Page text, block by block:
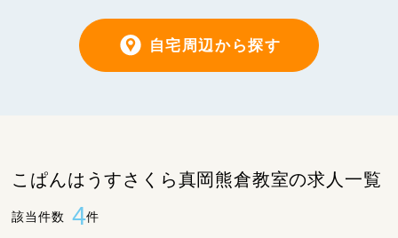
自宅周辺から探す
こぱんはうすさくら真岡熊倉教室の求人一覧
該当件数 4件